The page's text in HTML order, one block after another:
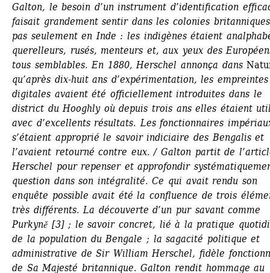
Galton, le besoin d’un instrument d’identification
faisait grandement sentir dans les colonies
pas seulement en Inde : les indigènes étaient
querelleurs, rusés, menteurs et, aux yeux des
tous semblables. En 1880, Herschel annonça dans
qu’après dix-huit ans d’expérimentation, les empreintes
digitales avaient été officiellement introduites dans le
district du Hooghly où depuis trois ans elles étaient
avec d’excellents résultats. Les fonctionnaires
s’étaient approprié le savoir indiciaire des Bengalis et
l’avaient retourné contre eux. / Galton partit de
Herschel pour repenser et approfondir
question dans son intégralité. Ce qui avait rendu son
enquête possible avait été la confluence de trois
très différents. La découverte d’un pur savant comme
Purkyně [3] ; le savoir concret, lié à la pratique
de la population du Bengale ; la sagacité politique et
administrative de Sir William Herschel, fidèle
de Sa Majesté britannique. Galton rendit hommage au